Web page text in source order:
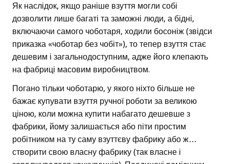
Як наслідок, якщо раніше взуття могли собі
дозволити лише багаті та заможні люди, а бідні,
включаючи самого чоботаря, ходили босоніж (звідси
приказка «чоботар без чобіт»), то тепер взуття стає
дешевим і загальнодоступним, адже його клепають
на фабриці масовим виробництвом.
Погано тільки чоботарю, у якого ніхто більше не
бажає купувати взуття ручної роботи за великою
ціною, коли можна купити набагато дешевше з
фабрики, йому залишається або піти простим
робітником на ту саму взуттєву фабрику або ж…
створити свою власну фабрику (так власне і